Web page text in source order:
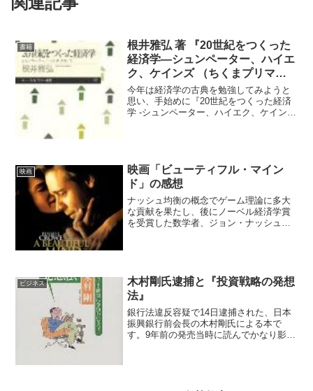
書籍
根井雅弘 著 『20世紀をつくった
経済学―シュンペーター、ハイエ
ク、ケインズ （ちくまプリマー
新書）』を読了
今年は経済学の古典を勉強してみようと
思い、手始めに『20世紀をつくった経済
学 -シュンペーター、ハイエク、ケイン
映画
映画「ビューティフル・マイン
ド」の感想
ナッシュ均衡の概念でゲーム理論に多大
な貢献を果たし、後にノーベル経済学賞
を受賞した数学者、ジョン・ナッシュの
ビジネス
木村剛氏逮捕と『投資戦略の発想
法』
銀行法違反容疑で14日逮捕された、日本
振興銀行前会長の木村剛氏による本で
す。9年前の発売当時に読んでかなり影響